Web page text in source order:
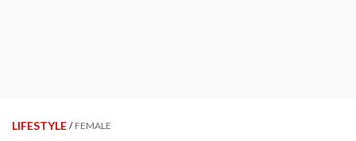
LIFESTYLE / FEMALE